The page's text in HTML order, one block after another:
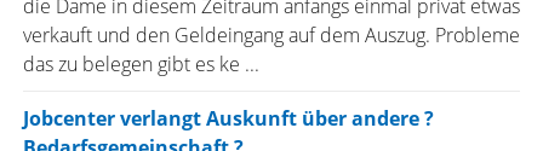
die Dame in diesem Zeitraum anfangs einmal privat etwas
verkauft und den Geldeingang auf dem Auszug. Probleme
das zu belegen gibt es ke ...
Jobcenter verlangt Auskunft über andere ?